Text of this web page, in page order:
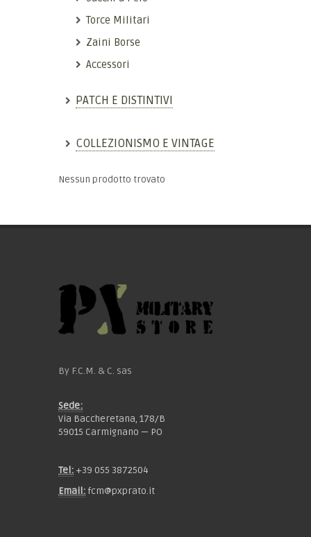
Torce Militari
Zaini Borse
Accessori
PATCH E DISTINTIVI
COLLEZIONISMO E VINTAGE
Nessun prodotto trovato
By F.C.M. & C. sas
Sede:
Via Baccheretana, 178/B
59015 Carmignano — PO
Tel: +39 055 3872504
Email: fcm@pxprato.it